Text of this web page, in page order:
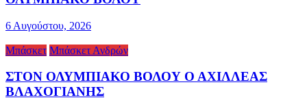
6 Αυγούστου, 2026
Μπάσκετ Μπάσκετ Ανδρών
ΣΤΟΝ ΟΛΥΜΠΙΑΚΟ ΒΟΛΟΥ Ο ΑΧΙΛΛΕΑΣ
ΒΛΑΧΟΓΙΑΝΗΣ